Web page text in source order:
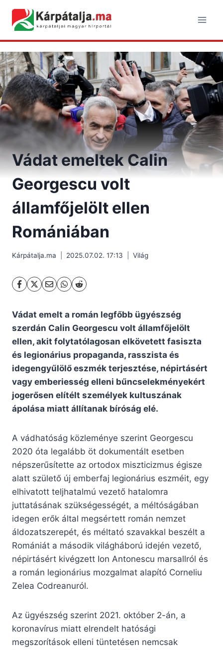
content
Vádat emeltek Calin
Georgescu volt
államfőjelölt ellen
Romániában
Kárpátalja.ma 2025.07.02. 17:13 Világ
Vádat emelt a román legfőbb ügyészség
szerdán Calin Georgescu volt államfőjelölt
ellen, akit folytatólagosan elkövetett fasiszta
és legionárius propaganda, rasszista és
idegengyűlölő eszmék terjesztése, népirtásért
vagy emberiesség elleni bűncselekményekért
jogerősen elítélt személyek kultuszának
ápolása miatt állítanak bíróság elé.
A vádhatóság közleménye szerint Georgescu
2020 óta legalább öt dokumentált esetben
népszerűsítette az ortodox miszticizmus égisze
alatt születő új emberfaj legionárius eszméit, egy
elhivatott teljhatalmú vezető hatalomra
juttatásának szükségességét, a méltóságában
idegen erők által megsértett román nemzet
áldozatszerepét, és méltató szavakkal beszélt a
Romániát a második világháború idején vezető,
népirtásért kivégzett Ion Antonescu marsallról és
a román legionárius mozgalmat alapító Corneliu
Zelea Codreanuról.
Az ügyészség szerint 2021. október 2-án, a
koronavírus miatt elrendelt hatósági
megszorítások elleni tüntetésen nemcsak